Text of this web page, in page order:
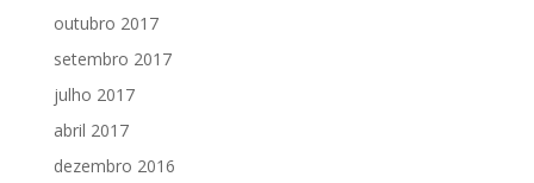
outubro 2017
setembro 2017
julho 2017
abril 2017
dezembro 2016